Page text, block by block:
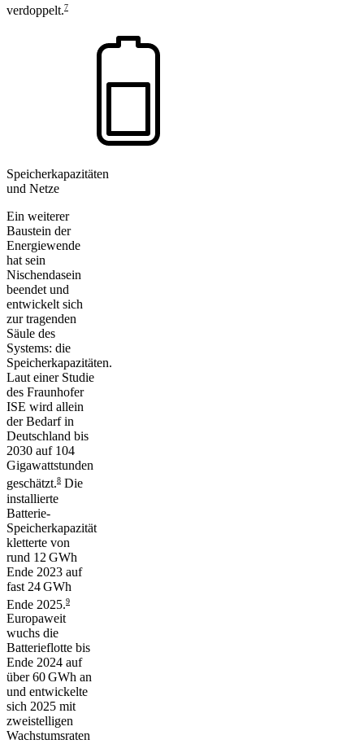
verdoppelt.7
Speicherkapazitäten
und Netze
Ein weiterer
Baustein der
Energiewende
hat sein
Nischendasein
beendet und
entwickelt sich
zur tragenden
Säule des
Systems: die
Speicherkapazitäten.
Laut einer Studie
des Fraunhofer
ISE wird allein
der Bedarf in
Deutschland bis
2030 auf 104
Gigawattstunden
geschätzt.8 Die
installierte
Batterie-
Speicherkapazität
kletterte von
rund 12 GWh
Ende 2023 auf
fast 24 GWh
Ende 2025.9
Europaweit
wuchs die
Batterieflotte bis
Ende 2024 auf
über 60 GWh an
und entwickelte
sich 2025 mit
zweistelligen
Wachstumsraten